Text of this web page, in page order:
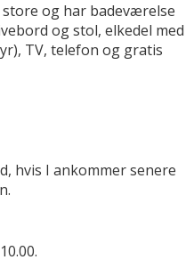
og har badeværelse
og stol, elkedel med
TV, telefon og gratis
hvis I ankommer senere